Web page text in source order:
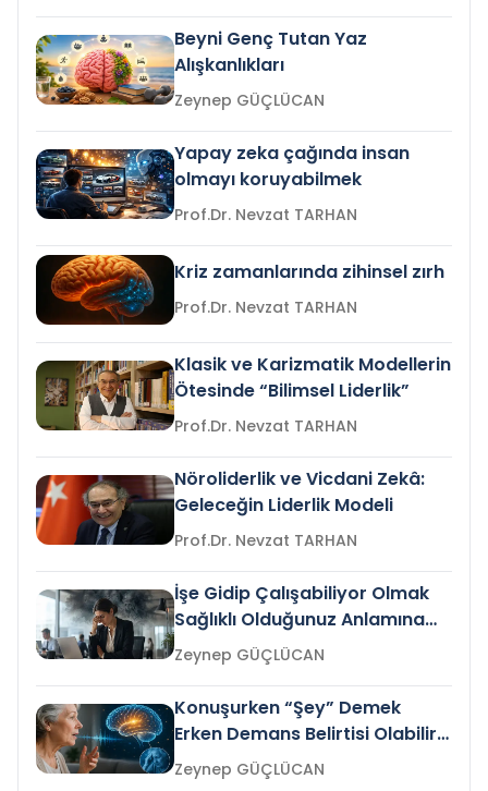
Beyni Genç Tutan Yaz
Alışkanlıkları
Zeynep GÜÇLÜCAN
Yapay zeka çağında insan
olmayı koruyabilmek
Prof.Dr. Nevzat TARHAN
Kriz zamanlarında zihinsel zırh
Prof.Dr. Nevzat TARHAN
Klasik ve Karizmatik Modellerin
Ötesinde “Bilimsel Liderlik”
Prof.Dr. Nevzat TARHAN
Nöroliderlik ve Vicdani Zekâ:
Geleceğin Liderlik Modeli
Prof.Dr. Nevzat TARHAN
İşe Gidip Çalışabiliyor Olmak
Sağlıklı Olduğunuz Anlamına
Gelir mi?Zeynep GÜÇLÜCAN
Konuşurken “Şey” Demek
Erken Demans Belirtisi Olabilir
mi?
Zeynep GÜÇLÜCAN